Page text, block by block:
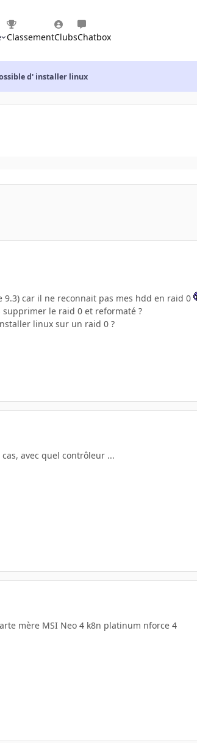
ClassementClubsChatbox
d' installer linux
car il ne reconnait pas mes hdd en raid 0
le raid 0 et reformaté ?
linux sur un raid 0 ?
avec quel contrôleur ...
mère MSI Neo 4 k8n platinum nforce 4